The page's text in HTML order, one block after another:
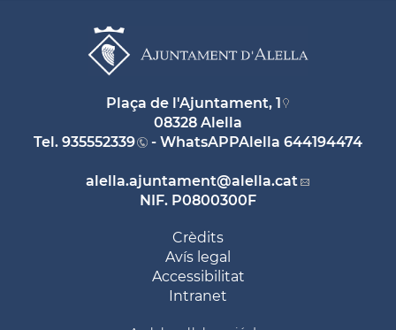
Plaça de l'Ajuntament, 1
08328 Alella
Tel. 935552339 - WhatsAPPAlella 644194474
alella.ajuntament@alella.cat
NIF. P0800300F
Crèdits
Avís legal
Accessibilitat
Intranet